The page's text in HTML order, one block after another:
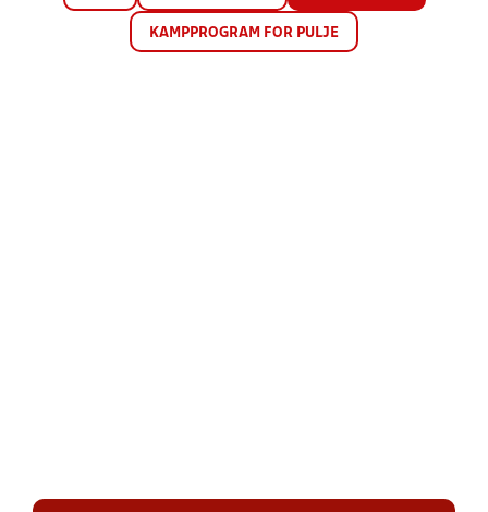
KAMPPROGRAM FOR PULJE